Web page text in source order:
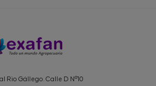
Rio Gállego. Calle D Nº10